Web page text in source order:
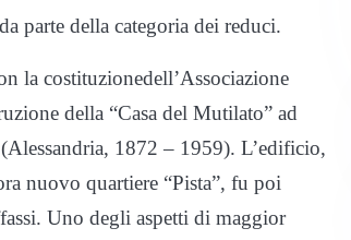
parte della categoria dei reduci.
la costituzionedell’Associazione
della “Casa del Mutilato” ad
1872 – 1959). L’edificio,
nuovo quartiere “Pista”, fu poi
Uno degli aspetti di maggior